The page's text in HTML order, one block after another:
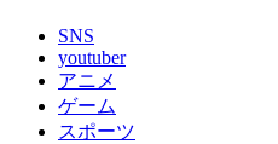
SNS
youtuber
アニメ
ゲーム
スポーツ